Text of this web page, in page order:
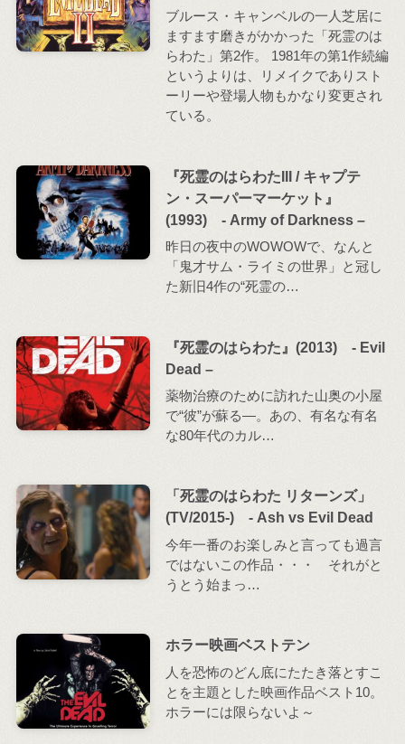
ブルース・キャンベルの一人芝居に
ますます磨きがかかった「死霊のは
らわた」第2作。 1981年の第1作続編
というよりは、リメイクでありスト
ーリーや登場人物もかなり変更され
ている。
『死霊のはらわたIII / キャプテ
ン・スーパーマーケット』
(1993) - Army of Darkness –
昨日の夜中のWOWOWで、なんと
「鬼才サム・ライミの世界」と冠し
た新旧4作の“死霊の…
『死霊のはらわた』(2013) - Evil
Dead –
薬物治療のために訪れた山奥の小屋
で“彼”が蘇る―。あの、有名な有名
な80年代のカル…
「死霊のはらわた リターンズ」
(TV/2015-) - Ash vs Evil Dead
今年一番のお楽しみと言っても過言
ではないこの作品・・・ それがと
うとう始まっ…
ホラー映画ベストテン
人を恐怖のどん底にたたき落とすこ
とを主題とした映画作品ベスト10。
ホラーには限らないよ～